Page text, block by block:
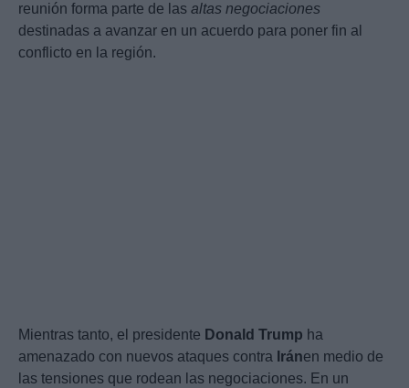
reunión forma parte de las altas negociaciones
destinadas a avanzar en un acuerdo para poner fin al
conflicto en la región.
Mientras tanto, el presidente Donald Trump ha
amenazado con nuevos ataques contra Iránen medio de
las tensiones que rodean las negociaciones. En un